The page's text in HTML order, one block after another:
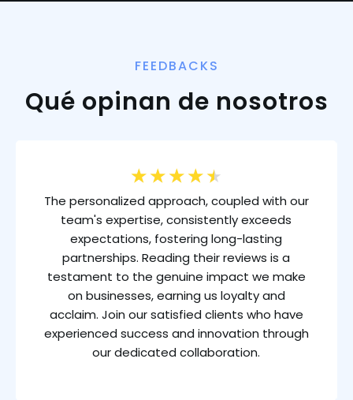
FEEDBACKS
Qué opinan de nosotros
★ ★ ★ ★ ★
The personalized approach, coupled with our
team's expertise, consistently exceeds
expectations, fostering long-lasting
partnerships. Reading their reviews is a
testament to the genuine impact we make
on businesses, earning us loyalty and
acclaim. Join our satisfied clients who have
experienced success and innovation through
our dedicated collaboration.